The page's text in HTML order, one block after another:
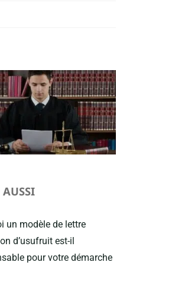
un modèle de lettre
d’usufruit est-il
pour votre démarche